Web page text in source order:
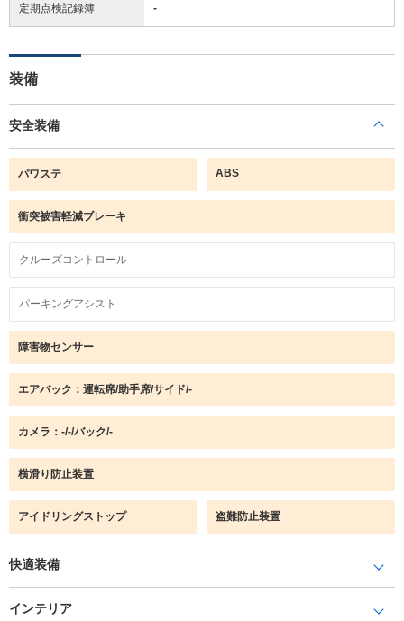
定期点検記録簿 -
装備
安全装備
パワステ ABS
衝突被害軽減ブレーキ
クルーズコントロール
パーキングアシスト
障害物センサー
エアバック：運転席/助手席/サイド/-
カメラ：-/-/バック/-
横滑り防止装置
アイドリングストップ 盗難防止装置
快適装備
インテリア